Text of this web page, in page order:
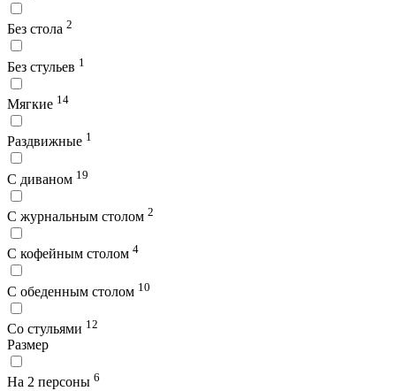
Без стола 2
Без стульев 1
Мягкие 14
Раздвижные 1
С диваном 19
С журнальным столом 2
С кофейным столом 4
С обеденным столом 10
Со стульями 12
Размер
На 2 персоны 6